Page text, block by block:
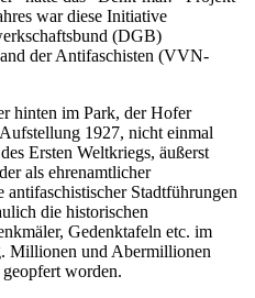
war diese Initiative
(DGB)
der Antifaschisten (VVN-
hinten im Park, der Hofer
1927, nicht einmal
Ersten Weltkriegs, äußerst
als ehrenamtlicher
Stadtführungen
die historischen
Gedenktafeln etc. im
Millionen und Abermillionen
worden.